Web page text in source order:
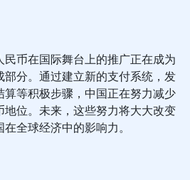
币在国际舞台上的推广正在成为
分。通过建立新的支付系统，发
等积极步骤，中国正在努力减少
位。未来，这些努力将大大改变
全球经济中的影响力。